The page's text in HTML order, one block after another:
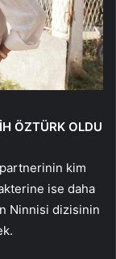
ÖZTÜRK OLDU
kim
ise daha
Ninnisi dizisinin